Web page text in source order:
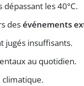
les 40°C.
desévénements
jugés insuffisants.
au quotidien.
climatique.